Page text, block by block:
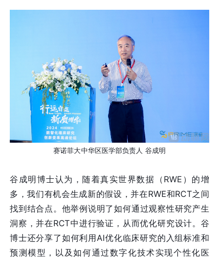
赛诺菲大中华区医学部负责人 谷成明
谷成明博士认为，随着真实世界数据（RWE）的增
多，我们有机会生成新的假设，并在RWE和RCT之间
找到结合点。他举例说明了如何通过观察性研究产生
洞察，并在RCT中进行验证，从而优化研究设计。谷
博士还分享了如何利用AI优化临床研究的入组标准和
预测模型，以及如何通过数字化技术实现个性化医